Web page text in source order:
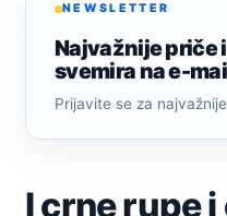
NEWSLETTER
Najvažnije priče
svemira na e-
Prijavite se za
I crne rupe